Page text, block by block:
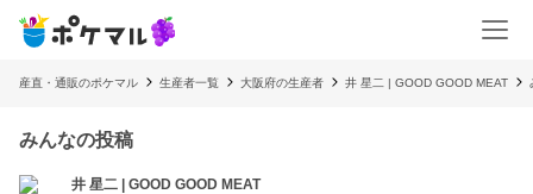
産直・通販のポケマル 生産者一覧 大阪府の生産者 井 星二 | GOOD GOOD MEAT
みんなの投稿
井 星二 | GOOD GOOD MEAT